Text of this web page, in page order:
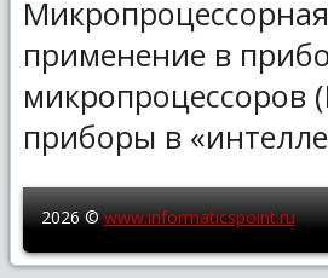
применение в
микропроцессоров
приборы в
2026 ©www.informaticspoint.ru